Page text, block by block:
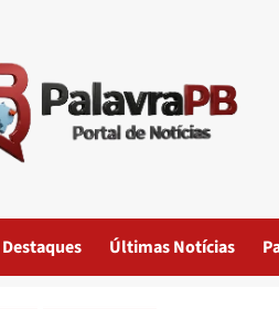
Destaques Últimas Notícias